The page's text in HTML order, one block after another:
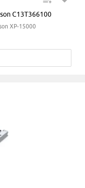
C13T366100
XP-15000